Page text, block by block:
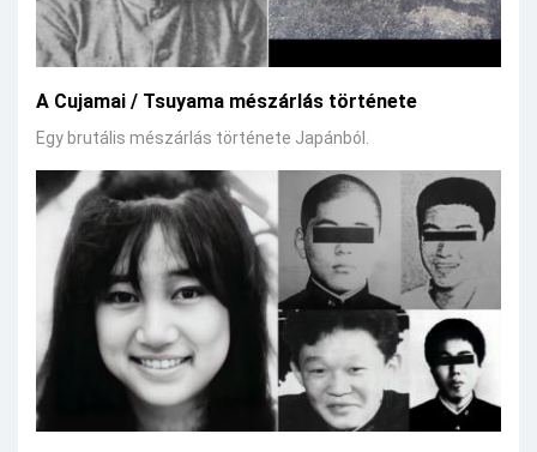
A Cujamai / Tsuyama mészárlás története
Egy brutális mészárlás története Japánból.